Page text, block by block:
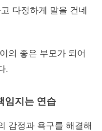
다정하게 말을 건네
의 좋은 부모가 되어
.
임지는 연습
감정과 욕구를 해결해